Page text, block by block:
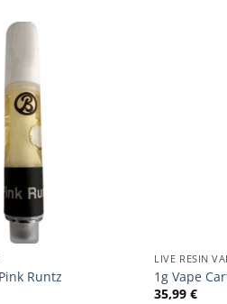
Runtz
LIVE RESIN
1g Vape
35,99€